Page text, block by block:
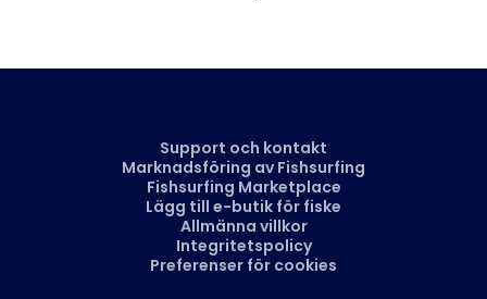
Support och kontakt
Marknadsföring av Fishsurfing
Fishsurfing Marketplace
Lägg till e-butik för fiske
Allmänna villkor
Integritetspolicy
Preferenser för cookies